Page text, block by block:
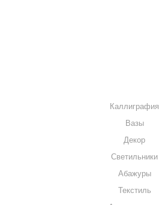
Каллиграфия
Вазы
Декор
Светильники
Абажуры
Текстиль